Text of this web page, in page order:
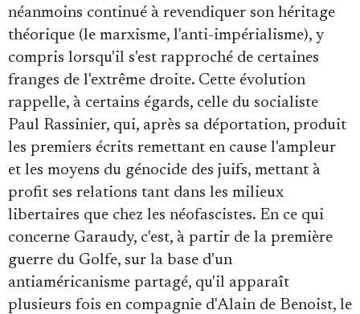
néanmoins continué à revendiquer son héritage
théorique (le marxisme, l'anti-impérialisme), y
compris lorsqu'il s'est rapproché de certaines
franges de l'extrême droite. Cette évolution
rappelle, à certains égards, celle du socialiste
Paul Rassinier, qui, après sa déportation, produit
les premiers écrits remettant en cause l'ampleur
et les moyens du génocide des juifs, mettant à
profit ses relations tant dans les milieux
libertaires que chez les néofascistes. En ce qui
concerne Garaudy, c'est, à partir de la première
guerre du Golfe, sur la base d'un
antiaméricanisme partagé, qu'il apparaît
plusieurs fois en compagnie d'Alain de Benoist, le